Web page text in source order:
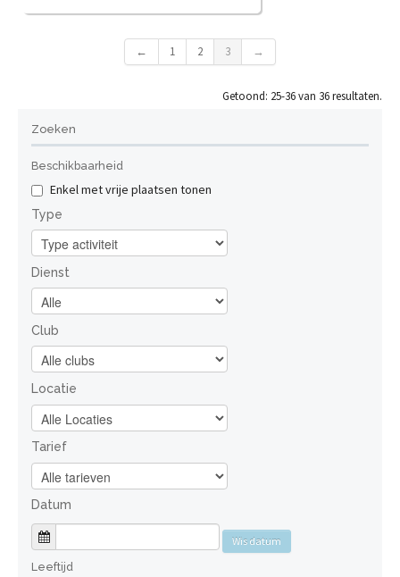
op "De dag van de nieuwe inwoners". Op zaterdag 12
juni 2027 wordt u om 9 uur verwacht in het
vertrekken we, om 9.30 u. voor een toeristische rondrit ...
← 1 2 3 →
Getoond: 25-36 van 36 resultaten.
Zoeken
Beschikbaarheid
Enkel met vrije plaatsen tonen
Type
Dienst
Club
Locatie
Tarief
Datum
Wis datum
Leeftijd